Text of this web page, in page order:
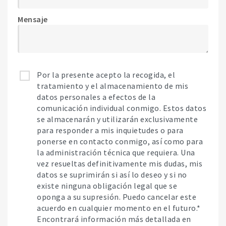
Mensaje
Por la presente acepto la recogida, el
tratamiento y el almacenamiento de mis
datos personales a efectos de la
comunicación individual conmigo. Estos datos
se almacenarán y utilizarán exclusivamente
para responder a mis inquietudes o para
ponerse en contacto conmigo, así como para
la administración técnica que requiera. Una
vez resueltas definitivamente mis dudas, mis
datos se suprimirán si así lo deseo y si no
existe ninguna obligación legal que se
oponga a su supresión. Puedo cancelar este
acuerdo en cualquier momento en el futuro.*
Encontrará información más detallada en